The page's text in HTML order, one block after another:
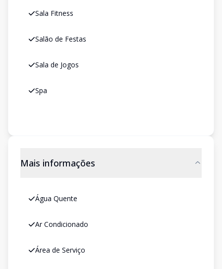
Sala Fitness
Salão de Festas
Sala de Jogos
Spa
Mais informações
Água Quente
Ar Condicionado
Área de Serviço